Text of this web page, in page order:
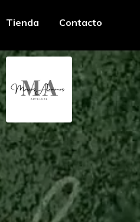
Tienda Contacto